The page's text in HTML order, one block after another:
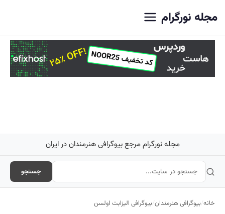
مجله نورگرام
مجله نورگرام مرجع بیوگرافی هنرمندان در ایران
جستجو
خانه/بیوگرافی هنرمندان/بیوگرافی الیزابت اولسن